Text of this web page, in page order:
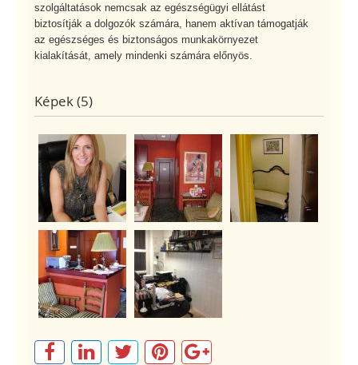
szolgáltatások nemcsak az egészségügyi ellátást
biztosítják a dolgozók számára, hanem aktívan támogatják
az egészséges és biztonságos munkakörnyezet
kialakítását, amely mindenki számára előnyös.
Képek (5)